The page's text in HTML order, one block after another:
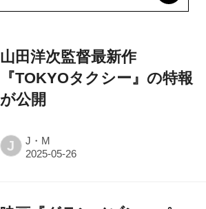
山田洋次監督最新作
『TOKYOタクシー』の特報
が公開
J J・M